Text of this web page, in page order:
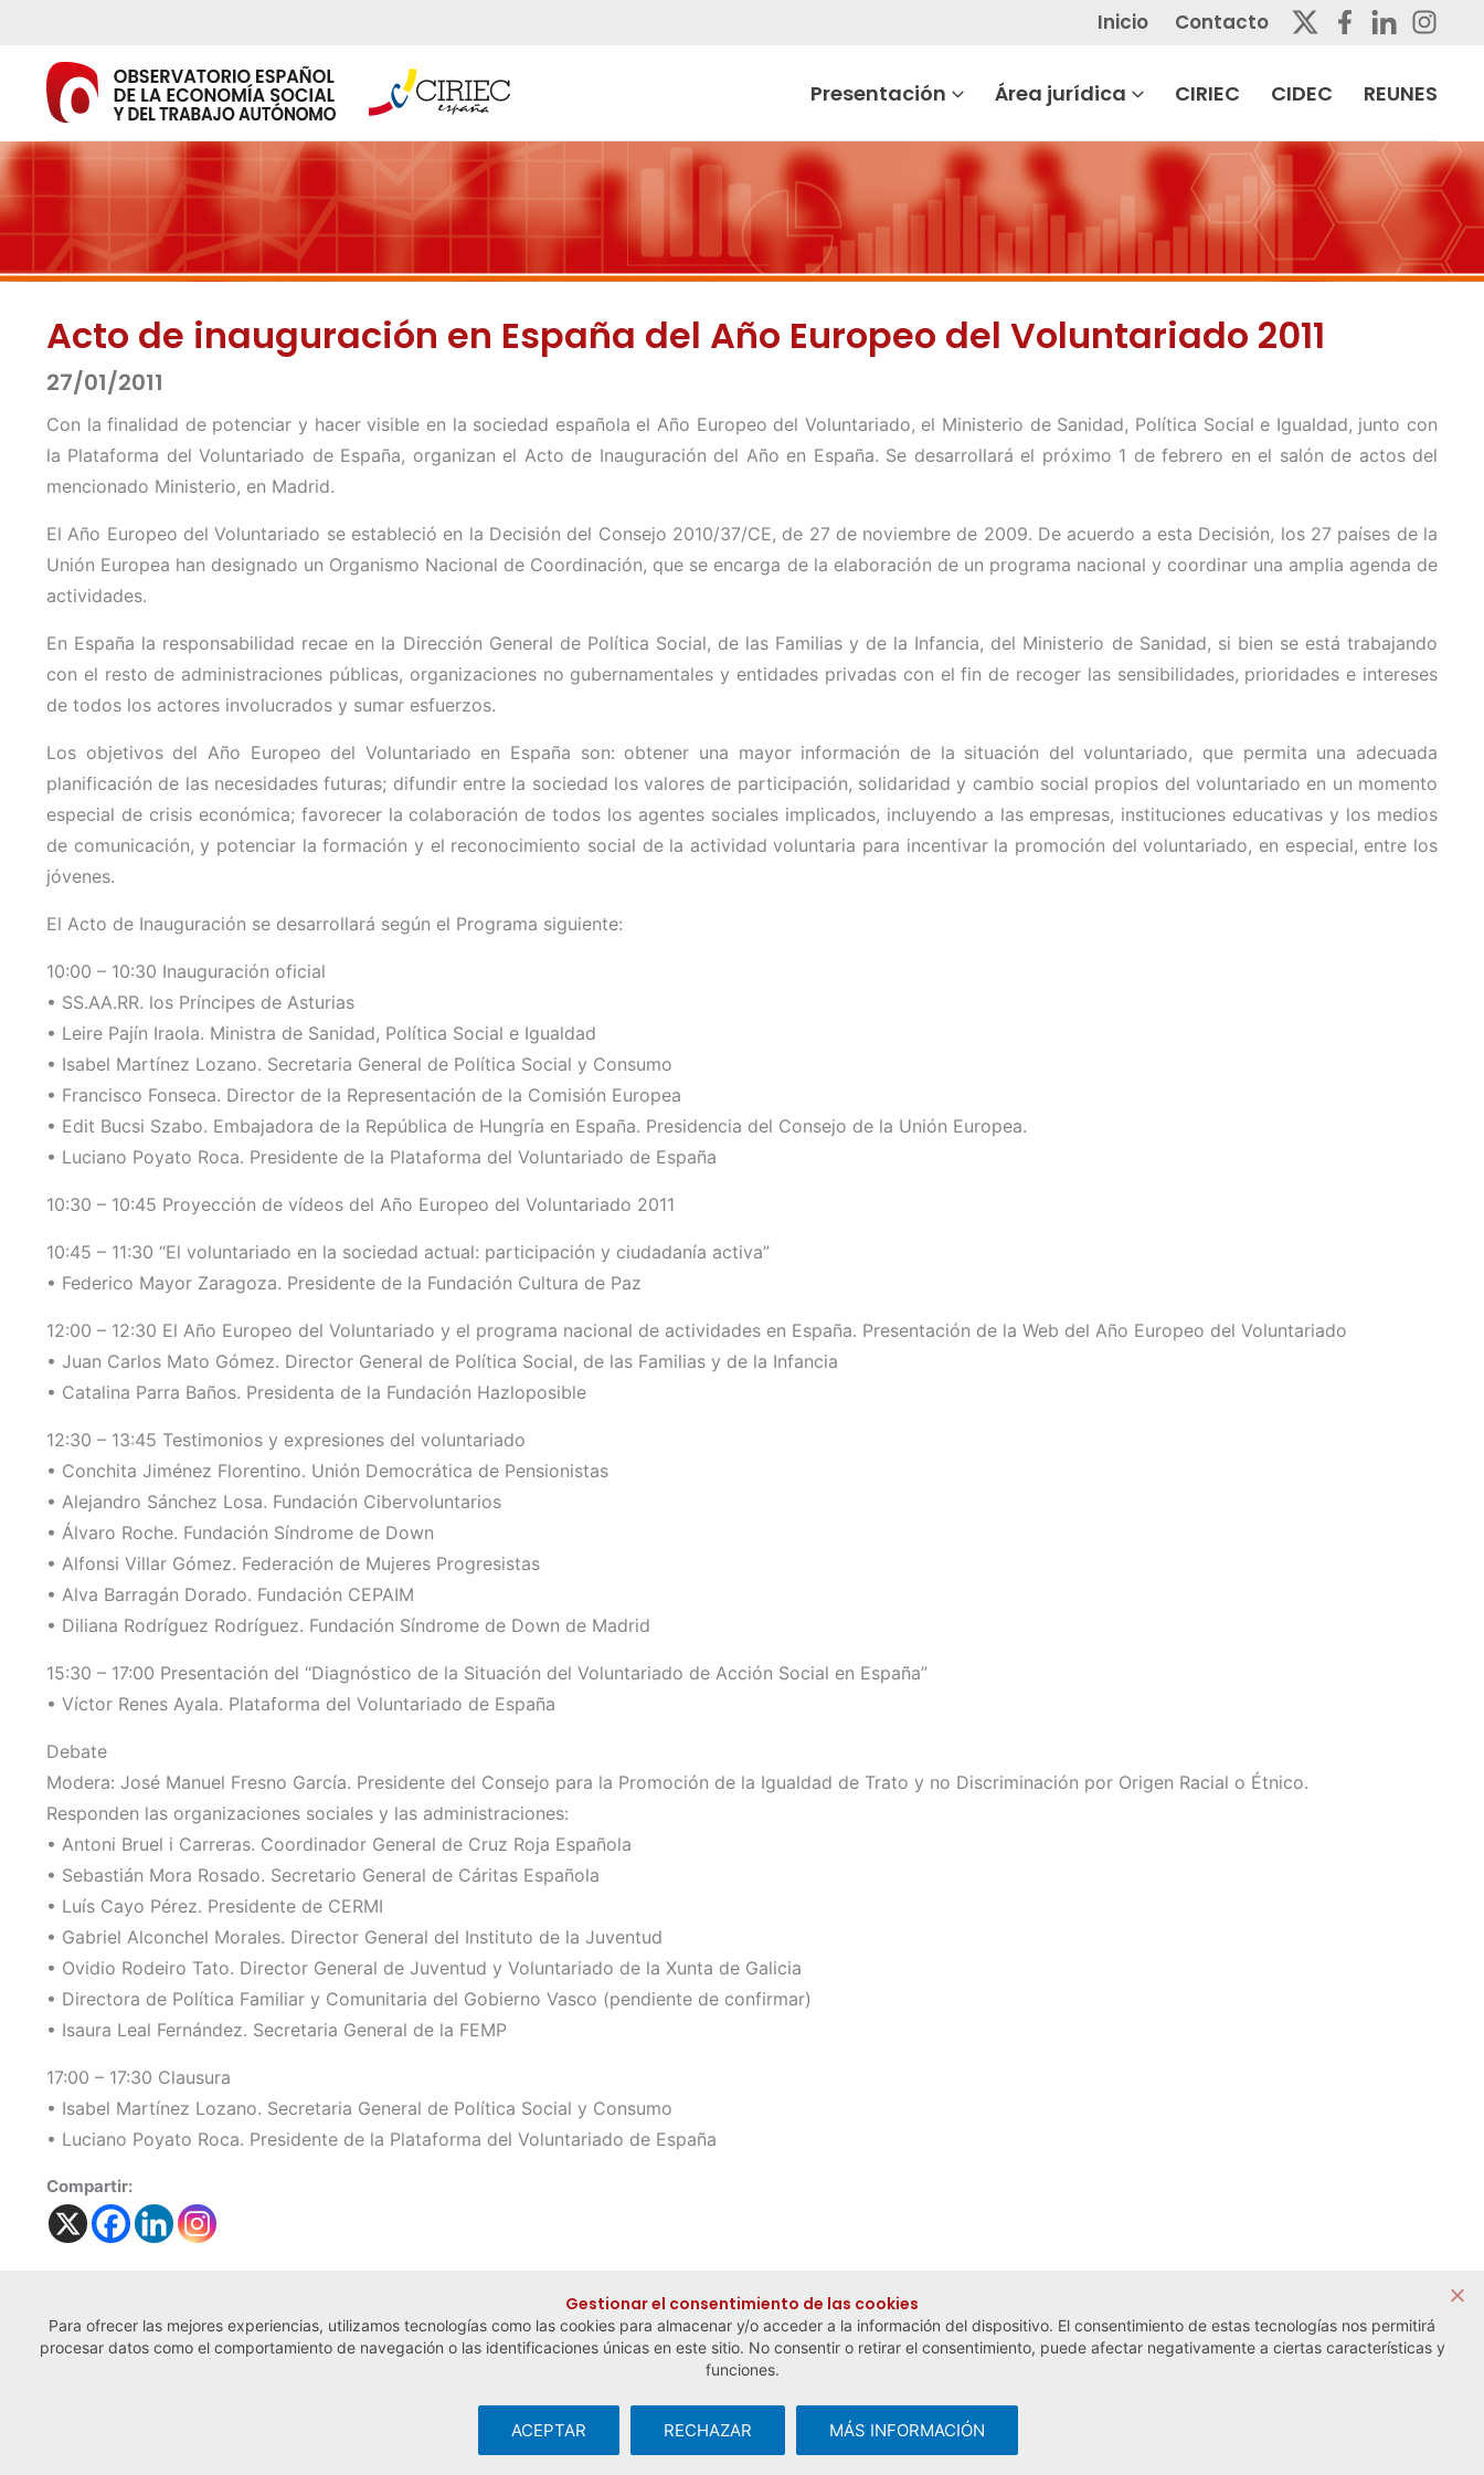
contenido
Inicio Contacto
Presentación Área jurídica CIRIEC CIDEC REUNES
Acto de inauguración en España del Año Europeo del Voluntariado 2011
27/01/2011
Con la finalidad de potenciar y hacer visible en la sociedad española el Año Europeo del Voluntariado, el Ministerio de Sanidad, Política Social e Igualdad, junto con
la Plataforma del Voluntariado de España, organizan el Acto de Inauguración del Año en España. Se desarrollará el próximo 1 de febrero en el salón de actos del
mencionado Ministerio, en Madrid.
El Año Europeo del Voluntariado se estableció en la Decisión del Consejo 2010/37/CE, de 27 de noviembre de 2009. De acuerdo a esta Decisión, los 27 países de la
Unión Europea han designado un Organismo Nacional de Coordinación, que se encarga de la elaboración de un programa nacional y coordinar una amplia agenda de
actividades.
En España la responsabilidad recae en la Dirección General de Política Social, de las Familias y de la Infancia, del Ministerio de Sanidad, si bien se está trabajando
con el resto de administraciones públicas, organizaciones no gubernamentales y entidades privadas con el fin de recoger las sensibilidades, prioridades e intereses
de todos los actores involucrados y sumar esfuerzos.
Los objetivos del Año Europeo del Voluntariado en España son: obtener una mayor información de la situación del voluntariado, que permita una adecuada
planificación de las necesidades futuras; difundir entre la sociedad los valores de participación, solidaridad y cambio social propios del voluntariado en un momento
especial de crisis económica; favorecer la colaboración de todos los agentes sociales implicados, incluyendo a las empresas, instituciones educativas y los medios
de comunicación, y potenciar la formación y el reconocimiento social de la actividad voluntaria para incentivar la promoción del voluntariado, en especial, entre los
jóvenes.
El Acto de Inauguración se desarrollará según el Programa siguiente:
10:00 – 10:30 Inauguración oficial
• SS.AA.RR. los Príncipes de Asturias
• Leire Pajín Iraola. Ministra de Sanidad, Política Social e Igualdad
• Isabel Martínez Lozano. Secretaria General de Política Social y Consumo
• Francisco Fonseca. Director de la Representación de la Comisión Europea
• Edit Bucsi Szabo. Embajadora de la República de Hungría en España. Presidencia del Consejo de la Unión Europea.
• Luciano Poyato Roca. Presidente de la Plataforma del Voluntariado de España
10:30 – 10:45 Proyección de vídeos del Año Europeo del Voluntariado 2011
10:45 – 11:30 “El voluntariado en la sociedad actual: participación y ciudadanía activa”
• Federico Mayor Zaragoza. Presidente de la Fundación Cultura de Paz
12:00 – 12:30 El Año Europeo del Voluntariado y el programa nacional de actividades en España. Presentación de la Web del Año Europeo del Voluntariado
• Juan Carlos Mato Gómez. Director General de Política Social, de las Familias y de la Infancia
• Catalina Parra Baños. Presidenta de la Fundación Hazloposible
12:30 – 13:45 Testimonios y expresiones del voluntariado
• Conchita Jiménez Florentino. Unión Democrática de Pensionistas
• Alejandro Sánchez Losa. Fundación Cibervoluntarios
• Álvaro Roche. Fundación Síndrome de Down
• Alfonsi Villar Gómez. Federación de Mujeres Progresistas
• Alva Barragán Dorado. Fundación CEPAIM
• Diliana Rodríguez Rodríguez. Fundación Síndrome de Down de Madrid
15:30 – 17:00 Presentación del “Diagnóstico de la Situación del Voluntariado de Acción Social en España”
• Víctor Renes Ayala. Plataforma del Voluntariado de España
Debate
Modera: José Manuel Fresno García. Presidente del Consejo para la Promoción de la Igualdad de Trato y no Discriminación por Origen Racial o Étnico.
Responden las organizaciones sociales y las administraciones:
• Antoni Bruel i Carreras. Coordinador General de Cruz Roja Española
• Sebastián Mora Rosado. Secretario General de Cáritas Española
• Luís Cayo Pérez. Presidente de CERMI
• Gabriel Alconchel Morales. Director General del Instituto de la Juventud
• Ovidio Rodeiro Tato. Director General de Juventud y Voluntariado de la Xunta de Galicia
• Directora de Política Familiar y Comunitaria del Gobierno Vasco (pendiente de confirmar)
• Isaura Leal Fernández. Secretaria General de la FEMP
17:00 – 17:30 Clausura
• Isabel Martínez Lozano. Secretaria General de Política Social y Consumo
• Luciano Poyato Roca. Presidente de la Plataforma del Voluntariado de España
Compartir:
← Noticia anterior Noticia siguiente →
Gestionar el consentimiento de las cookies
Para ofrecer las mejores experiencias, utilizamos tecnologías como las cookies para almacenar y/o acceder a la información del dispositivo. El consentimiento de estas tecnologías nos permitirá
procesar datos como el comportamiento de navegación o las identificaciones únicas en este sitio. No consentir o retirar el consentimiento, puede afectar negativamente a ciertas características y
funciones.
ACEPTAR RECHAZAR MÁS INFORMACIÓN